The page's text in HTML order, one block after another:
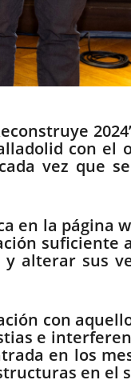
con el
vez que
en la página
suficiente
alterar sus
con
e
en los
en el